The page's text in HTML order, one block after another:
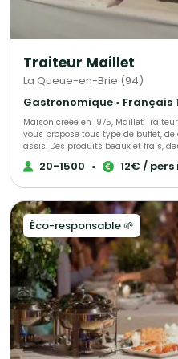
Traiteur Maillet
La Queue-en-Brie (94)
Maison créée en 1975, Maillet
vous propose tous type de buffet,
assis. Des produits beaux et frais, des cuissons et assaisonnements
adaptés, le tout fait maison par
Recettes élégantes, parfois oubliées
l'organisation de réception.
20-1500 • 12€ / pers
Éco-responsable 🌱